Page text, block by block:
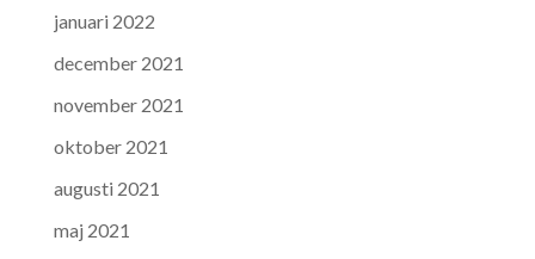
januari 2022
december 2021
november 2021
oktober 2021
augusti 2021
maj 2021